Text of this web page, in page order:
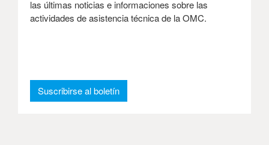
las últimas noticias e informaciones sobre las
actividades de asistencia técnica de la OMC.
Suscribirse al boletín: Boletín de información